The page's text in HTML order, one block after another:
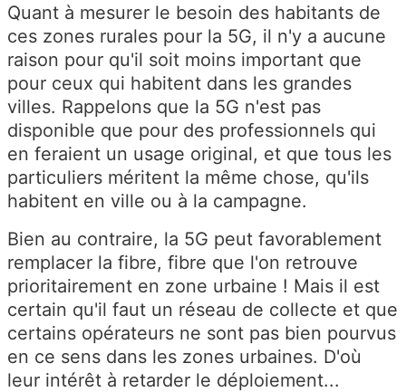
Quant à mesurer le besoin des habitants de
ces zones rurales pour la 5G, il n'y a aucune
raison pour qu'il soit moins important que
pour ceux qui habitent dans les grandes
villes. Rappelons que la 5G n'est pas
disponible que pour des professionnels qui
en feraient un usage original, et que tous les
particuliers méritent la même chose, qu'ils
habitent en ville ou à la campagne.
Bien au contraire, la 5G peut favorablement
remplacer la fibre, fibre que l'on retrouve
prioritairement en zone urbaine ! Mais il est
certain qu'il faut un réseau de collecte et que
certains opérateurs ne sont pas bien pourvus
en ce sens dans les zones urbaines. D'où
leur intérêt à retarder le déploiement...